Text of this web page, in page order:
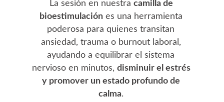
La sesión en nuestra camilla de
bioestimulación es una herramienta
poderosa para quienes transitan
ansiedad, trauma o burnout laboral ,
ayudando a equilibrar el sistema
nervioso en minutos, disminuir el estrés
y promover un estado profundo de
calma.